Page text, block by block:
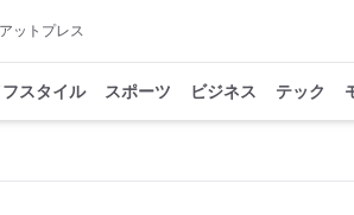
ットプレス
スタイル スポーツ ビジネス テック